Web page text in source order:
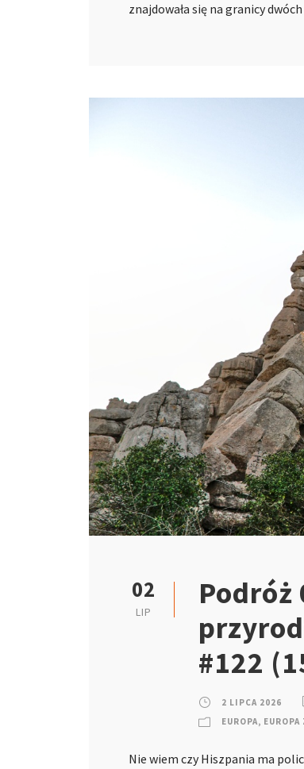
znajdowała się na granicy
02
LIP
Podróż
#122
2 LIPCA 2026
EUROPA,
Nie wiem czy Hiszpania ma